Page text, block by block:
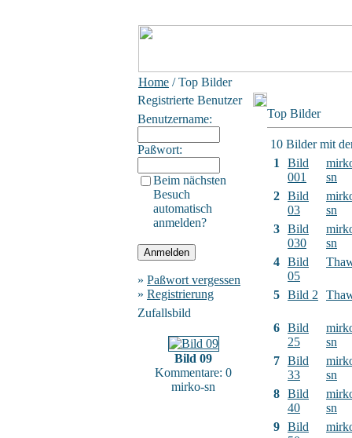
Home / Top Bilder
Registrierte Benutzer
Benutzername:
Paßwort:
Beim nächsten
Besuch
automatisch
anmelden?
» Paßwort vergessen
» Registrierung
Zufallsbild
Bild 09
Kommentare: 0
mirko-sn
Top Bilder
10 Bilder mit
1
Bild
001
sn
2 Bild
03
sn
3 Bild
030
sn
4 Bild
05
5 Bild 2
6 Bild
25
sn
7 Bild
33
sn
8 Bild
40
sn
9 Bild